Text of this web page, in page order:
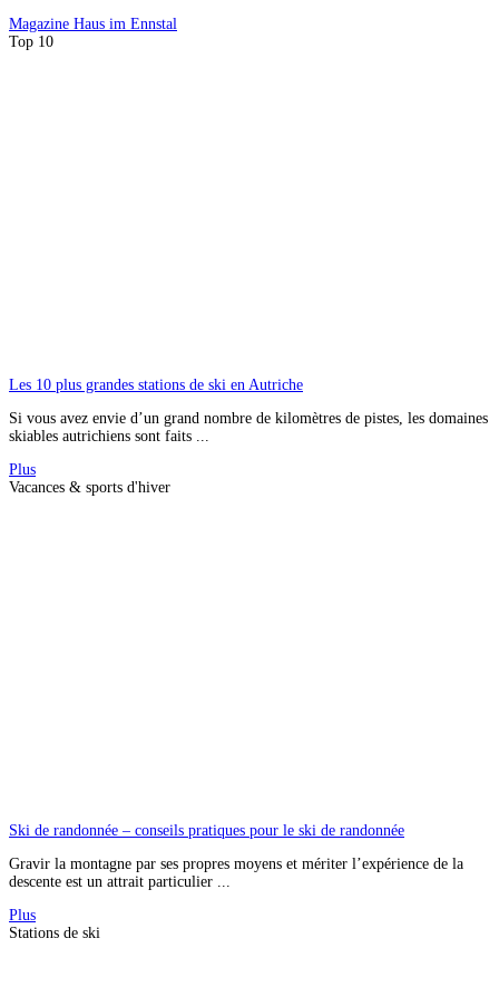
Magazine Haus im Ennstal
Top 10
Les 10 plus grandes stations de ski en Autriche
Si vous avez envie d’un grand nombre de kilomètres de pistes, les domaines
skiables autrichiens sont faits ...
Plus
Vacances & sports d'hiver
Ski de randonnée – conseils pratiques pour le ski de randonnée
Gravir la montagne par ses propres moyens et mériter l’expérience de la
descente est un attrait particulier ...
Plus
Stations de ski